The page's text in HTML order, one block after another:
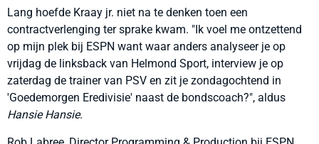
Lang hoefde Kraay jr. niet na te denken toen een
contractverlenging ter sprake kwam. "Ik voel me ontzettend
op mijn plek bij ESPN want waar anders analyseer je op
vrijdag de linksback van Helmond Sport, interview je op
zaterdag de trainer van PSV en zit je zondagochtend in
'Goedemorgen Eredivisie' naast de bondscoach?", aldus
Hansie Hansie.